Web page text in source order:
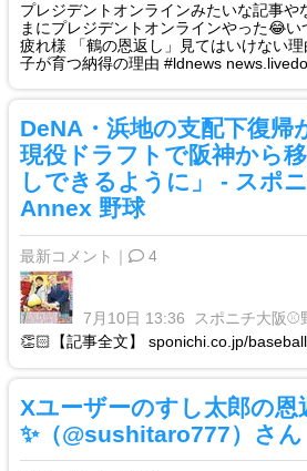
プレジデントオンラインみたいな記事や
まにプレジデントオンラインやった😂
疲れ様 「鶴の恩返し」見てはいけない
子が育つ納得の理由 #ldnews
DeNA・浜地の支配下復
現役ドラフトで阪神から
しできるように」 - スポ
Annex 野球
最新コメント｜ 4
7月10日 13:36
スポニチ大阪⚾️
👏🏻【記事全文】 sponichi.co.jp/
Xユーザーのすし太郎の恩
✨（@sushitaro777）さん